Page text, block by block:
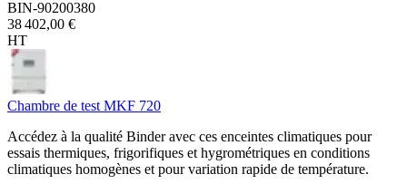
BIN-90200380
38 402,00 €
HT
Chambre de test MKF 720
Accédez à la qualité Binder avec ces enceintes climatiques pour
essais thermiques, frigorifiques et hygrométriques en conditions
climatiques homogènes et pour variation rapide de température.